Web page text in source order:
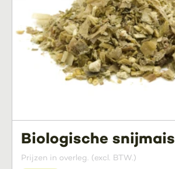
Biologische snijmais
Prijzen in overleg. (excl. BTW.)